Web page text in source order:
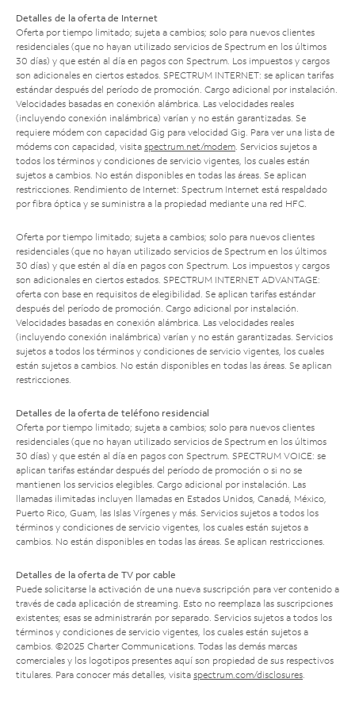
Detalles de la oferta de Internet
Oferta por tiempo limitado; sujeta a cambios; solo para nuevos clientes
residenciales (que no hayan utilizado servicios de Spectrum en los últimos
30 días) y que estén al día en pagos con Spectrum. Los impuestos y cargos
son adicionales en ciertos estados. SPECTRUM INTERNET: se aplican tarifas
estándar después del período de promoción. Cargo adicional por instalación.
Velocidades basadas en conexión alámbrica. Las velocidades reales
(incluyendo conexión inalámbrica) varían y no están garantizadas. Se
requiere módem con capacidad Gig para velocidad Gig. Para ver una lista de
módems con capacidad, visita spectrum.net/modem . Servicios sujetos a
todos los términos y condiciones de servicio vigentes, los cuales están
sujetos a cambios. No están disponibles en todas las áreas. Se aplican
restricciones. Rendimiento de Internet: Spectrum Internet está respaldado
por fibra óptica y se suministra a la propiedad mediante una red HFC.
Oferta por tiempo limitado; sujeta a cambios; solo para nuevos clientes
residenciales (que no hayan utilizado servicios de Spectrum en los últimos
30 días) y que estén al día en pagos con Spectrum. Los impuestos y cargos
son adicionales en ciertos estados. SPECTRUM INTERNET ADVANTAGE:
oferta con base en requisitos de elegibilidad. Se aplican tarifas estándar
después del período de promoción. Cargo adicional por instalación.
Velocidades basadas en conexión alámbrica. Las velocidades reales
(incluyendo conexión inalámbrica) varían y no están garantizadas. Servicios
sujetos a todos los términos y condiciones de servicio vigentes, los cuales
están sujetos a cambios. No están disponibles en todas las áreas. Se aplican
restricciones.
Detalles de la oferta de teléfono residencial
Oferta por tiempo limitado; sujeta a cambios; solo para nuevos clientes
residenciales (que no hayan utilizado servicios de Spectrum en los últimos
30 días) y que estén al día en pagos con Spectrum. SPECTRUM VOICE: se
aplican tarifas estándar después del período de promoción o si no se
mantienen los servicios elegibles. Cargo adicional por instalación. Las
llamadas ilimitadas incluyen llamadas en Estados Unidos, Canadá, México,
Puerto Rico, Guam, las Islas Vírgenes y más. Servicios sujetos a todos los
términos y condiciones de servicio vigentes, los cuales están sujetos a
cambios. No están disponibles en todas las áreas. Se aplican restricciones.
Detalles de la oferta de TV por cable
Puede solicitarse la activación de una nueva suscripción para ver contenido a
través de cada aplicación de streaming. Esto no reemplaza las suscripciones
existentes; esas se administrarán por separado. Servicios sujetos a todos los
términos y condiciones de servicio vigentes, los cuales están sujetos a
cambios. ©2025 Charter Communications. Todas las demás marcas
comerciales y los logotipos presentes aquí son propiedad de sus respectivos
titulares. Para conocer más detalles, visita spectrum.com/disclosures